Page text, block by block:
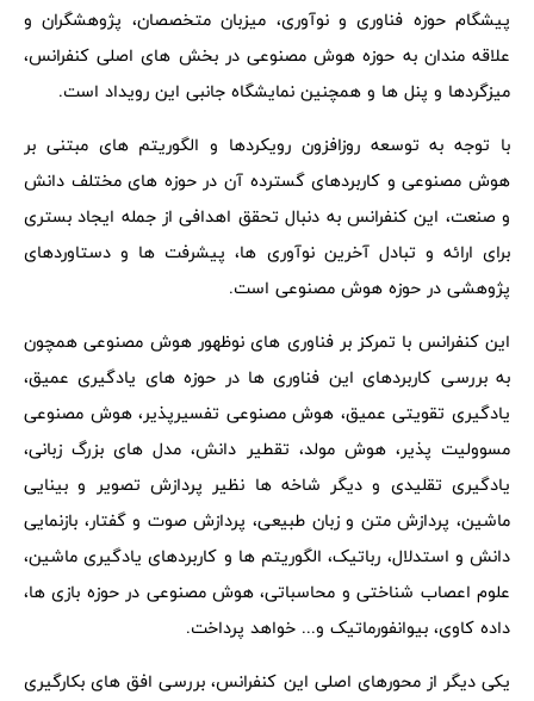
پیشگام حوزه فناوری و نوآوری، میزبان متخصصان، پژوهشگران و
علاقه مندان به حوزه هوش مصنوعی در بخش های اصلی کنفرانس،
میزگردها و پنل ها و همچنین نمایشگاه جانبی این رویداد است.
با توجه به توسعه روزافزون رویکردها و الگوریتم های مبتنی بر
هوش مصنوعی و کاربردهای گسترده آن در حوزه های مختلف دانش
و صنعت، این کنفرانس به دنبال تحقق اهدافی از جمله ایجاد بستری
برای ارائه و تبادل آخرین نوآوری ها، پیشرفت ها و دستاوردهای
پژوهشی در حوزه هوش مصنوعی است.
این کنفرانس با تمرکز بر فناوری های نوظهور هوش مصنوعی همچون
به بررسی کاربردهای این فناوری ها در حوزه های یادگیری عمیق،
یادگیری تقویتی عمیق، هوش مصنوعی تفسیرپذیر، هوش مصنوعی
مسوولیت پذیر، هوش مولد، تقطیر دانش، مدل های بزرگ زبانی،
یادگیری تقلیدی و دیگر شاخه ها نظیر پردازش تصویر و بینایی
ماشین، پردازش متن و زبان طبیعی، پردازش صوت و گفتار، بازنمایی
دانش و استدلال، رباتیک، الگوریتم ها و کاربردهای یادگیری ماشین،
علوم اعصاب شناختی و محاسباتی، هوش مصنوعی در حوزه بازی ها،
داده کاوی، بیوانفورماتیک و... خواهد پرداخت.
یکی دیگر از محورهای اصلی این کنفرانس، بررسی افق های بکارگیری